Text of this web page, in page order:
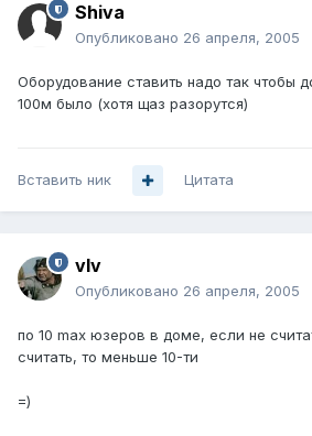
Shiva
Опубликовано 26 апреля, 2005
Оборудование ставить надо так чтобы
100м было (хотя щаз разорутся)
Вставить ник Цитата
vIv
Опубликовано 26 апреля, 2005
по 10 max юзеров в доме, если не
считать, то меньше 10-ти
=)